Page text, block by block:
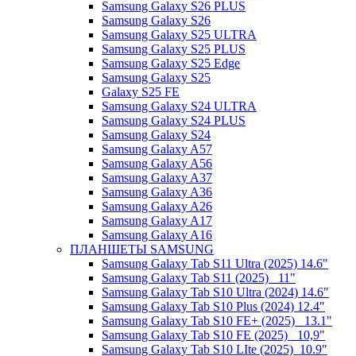
Samsung Galaxy S26 PLUS
Samsung Galaxy S26
Samsung Galaxy S25 ULTRA
Samsung Galaxy S25 PLUS
Samsung Galaxy S25 Edge
Samsung Galaxy S25
Galaxy S25 FE
Samsung Galaxy S24 ULTRA
Samsung Galaxy S24 PLUS
Samsung Galaxy S24
Samsung Galaxy A57
Samsung Galaxy A56
Samsung Galaxy A37
Samsung Galaxy A36
Samsung Galaxy A26
Samsung Galaxy A17
Samsung Galaxy A16
ПЛАНШЕТЫ SAMSUNG
Samsung Galaxy Tab S11 Ultra (2025) 14.6"
Samsung Galaxy Tab S11 (2025) _11"
Samsung Galaxy Tab S10 Ultra (2024) 14.6"
Samsung Galaxy Tab S10 Plus (2024) 12.4"
Samsung Galaxy Tab S10 FE+ (2025)_ 13.1"
Samsung Galaxy Tab S10 FE (2025)_ 10,9"
Samsung Galaxy Tab S10 LIte (2025)_10.9"